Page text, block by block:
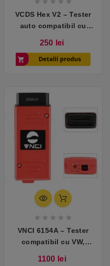
VCDS Hex V2 – Tester
auto compatibil cu
Seat)
250 lei
    
VNCI 6154A – Tester
compatibil cu VW,
1100 lei